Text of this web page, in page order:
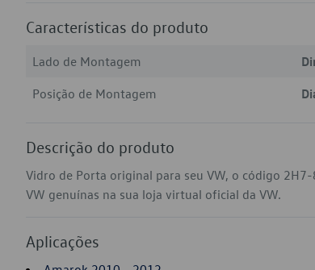
Características do produto
Lado de Montagem
Posição de Montagem
Descrição do produto
Vidro de Porta original para seu VW, o código
VW genuínas na sua loja virtual oficial da VW.
Aplicações